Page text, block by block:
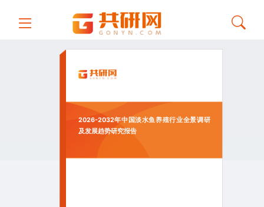
2026-2032年中国淡水鱼养殖行业全景调研
及发展趋势研究报告